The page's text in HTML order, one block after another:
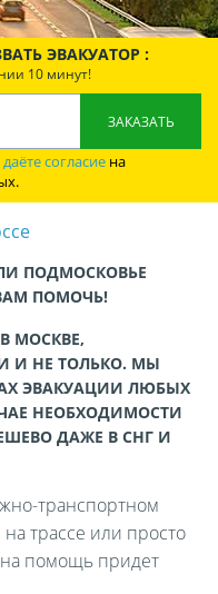
ЭВАКУАТОР :
10 минут!
согласие на
ПОДМОСКОВЬЕ
ПОМОЧЬ!
МОСКВЕ,
И НЕ ТОЛЬКО. МЫ
ЭВАКУАЦИИ ЛЮБЫХ
НЕОБХОДИМОСТИ
ДАЖЕ В СНГ И
транспортном
трассе или просто
помощь придет